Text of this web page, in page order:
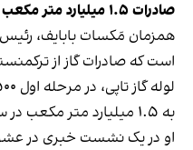
صادرات ۱.۵ میلیارد متر مکعب گاز به افغانستان
همزمان مَکسات بابایف، رئیس
است که صادرات گاز از
به ۱.۵ میلیارد متر مکعب در سال خواهد بود.
او در یک نشست خبری در